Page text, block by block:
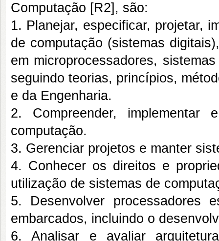
Computação [R2], são:
1. Planejar, especificar, projetar,
de computação (sistemas
em microprocessadores,
seguindo teorias, princípios,
e da Engenharia.
2. Compreender,
computação.
3. Gerenciar projetos e manter
4. Conhecer os direitos e
utilização de sistemas de
5. Desenvolver processadores
embarcados, incluindo o
6. Analisar e avaliar